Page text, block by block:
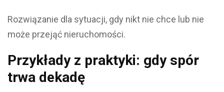
Rozwiązanie dla sytuacji, gdy nikt nie chce lub nie
może przejąć nieruchomości.
Przykłady z praktyki: gdy spór
trwa dekadę